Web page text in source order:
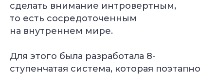
сделать внимание интровертным,
то есть сосредоточенным
на внутреннем мире.
Для этого была разработала 8-
ступенчатая система, которая поэтапно